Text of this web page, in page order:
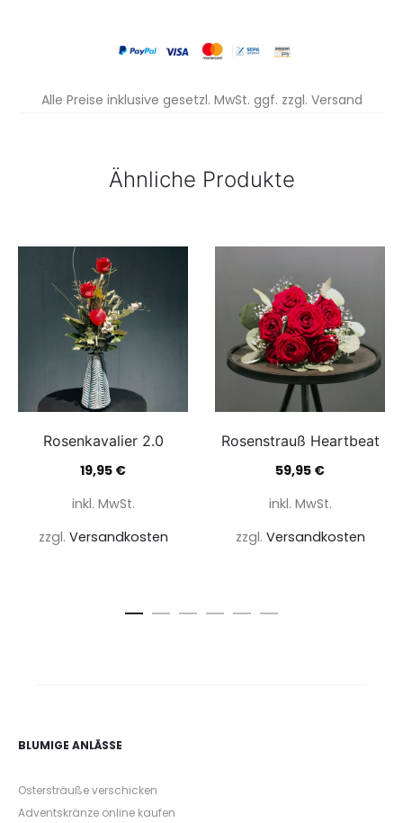
Alle Preise inklusive gesetzl. MwSt. ggf. zzgl. Versand
Ähnliche Produkte
Rosenkavalier 2.0
19,95 €
inkl. MwSt.
zzgl. Versandkosten
Rosenstrauß Heartbeat
59,95 €
inkl. MwSt.
zzgl. Versandkosten
BLUMIGE ANLÄSSE
Ostersträuße verschicken
Adventskränze online kaufen